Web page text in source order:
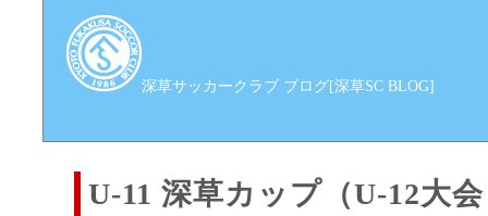
深草サッカークラブ ブログ[深草SC BLOG]
U-11 深草カップ（U-12大